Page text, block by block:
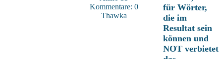
Kommentare: 0
Thawka
für Wörter,
die im
Resultat sein
können und
NOT verbietet